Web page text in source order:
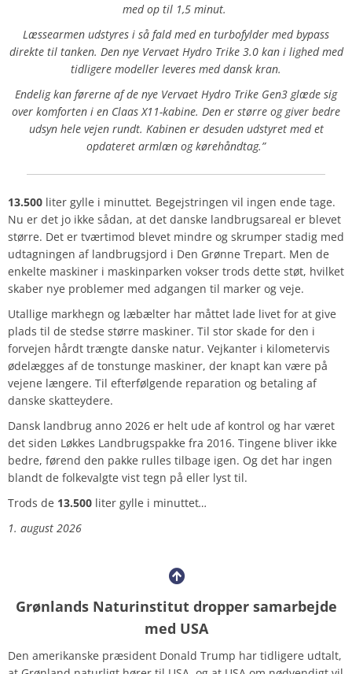
med op til 1,5 minut.
Læssearmen udstyres i så fald med en turbofylder med bypass
direkte til tanken. Den nye Vervaet Hydro Trike 3.0 kan i lighed med
tidligere modeller leveres med dansk kran.
Endelig kan førerne af de nye Vervaet Hydro Trike Gen3 glæde sig
over komforten i en Claas X11-kabine. Den er større og giver bedre
udsyn hele vejen rundt. Kabinen er desuden udstyret med et
opdateret armlæn og kørehåndtag.”
13.500 liter gylle i minuttet. Begejstringen vil ingen ende tage.
Nu er det jo ikke sådan, at det danske landbrugsareal er blevet
større. Det er tværtimod blevet mindre og skrumper stadig med
udtagningen af landbrugsjord i Den Grønne Trepart. Men de
enkelte maskiner i maskinparken vokser trods dette støt, hvilket
skaber nye problemer med adgangen til marker og veje.
Utallige markhegn og læbælter har måttet lade livet for at give
plads til de stedse større maskiner. Til stor skade for den i
forvejen hårdt trængte danske natur. Vejkanter i kilometervis
ødelægges af de tonstunge maskiner, der knapt kan være på
vejene længere. Til efterfølgende reparation og betaling af
danske skatteydere.
Dansk landbrug anno 2026 er helt ude af kontrol og har været
det siden Løkkes Landbrugspakke fra 2016. Tingene bliver ikke
bedre, førend den pakke rulles tilbage igen. Og det har ingen
blandt de folkevalgte vist tegn på eller lyst til.
Trods de 13.500 liter gylle i minuttet…
1. august 2026
Grønlands Naturinstitut dropper samarbejde
med USA
Den amerikanske præsident Donald Trump har tidligere udtalt,